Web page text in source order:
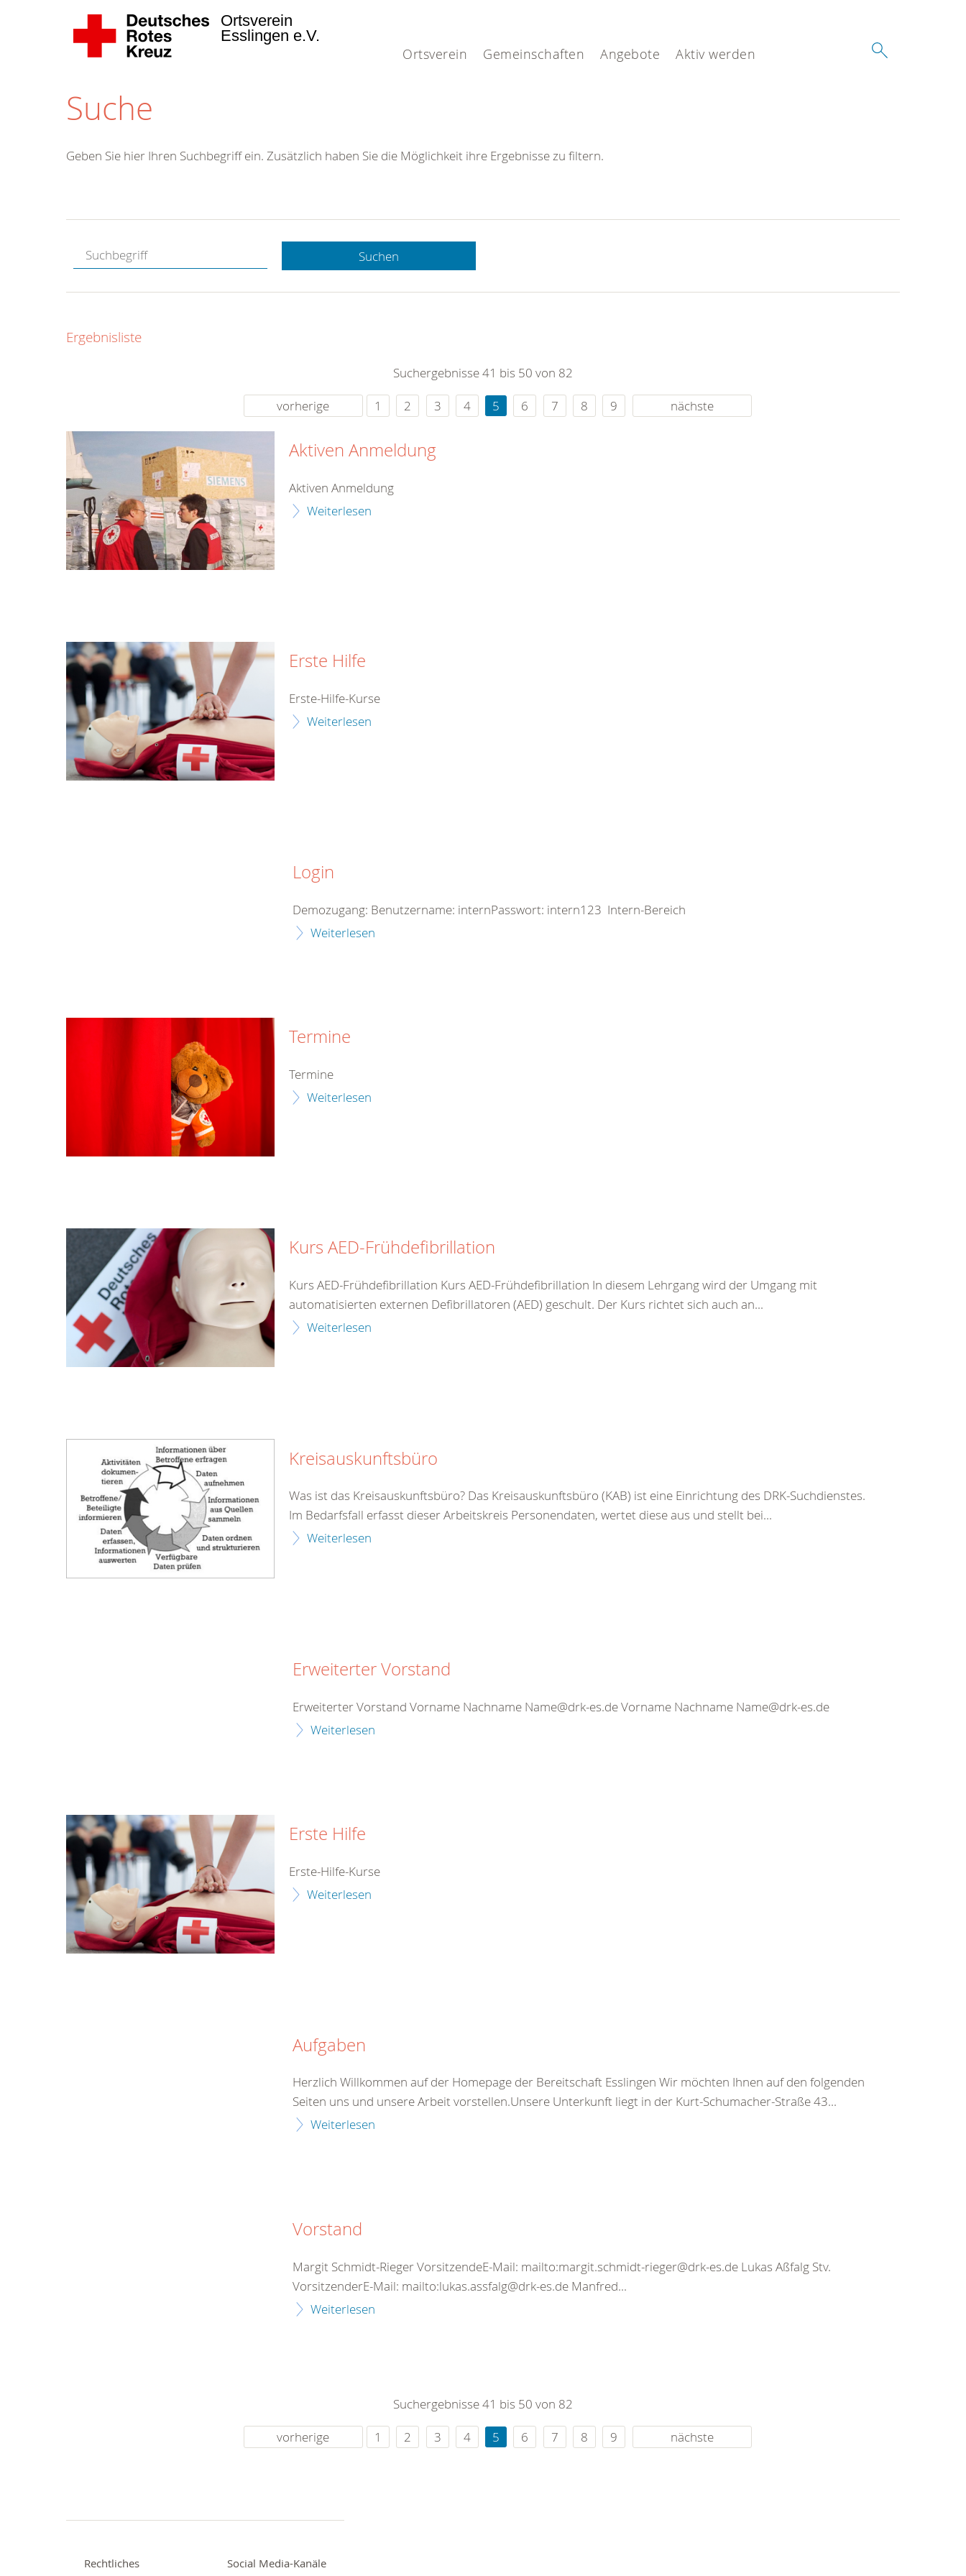
Ortsverein Gemeinschaften Angebote Aktiv werden
Ortsverein
Esslingen e.V.
Suche
Hotline.
gerne.
rund um die Uhr
Geben Sie hier Ihren Suchbegriff ein. Zusätzlich haben Sie die Möglichkeit ihre Ergebnisse zu filtern.
Suchen
Ergebnisliste
Suchergebnisse 41 bis 50 von 82
vorherige
1 2 3 4 5 6 7 8 9 nächste
Aktiven Anmeldung
Aktiven Anmeldung
Weiterlesen
Erste Hilfe
Erste-Hilfe-Kurse
Weiterlesen
Login
Demozugang: Benutzername: internPasswort: intern123 Intern-Bereich
Weiterlesen
Termine
Termine
Weiterlesen
Kurs AED-Frühdefibrillation
Kurs AED-Frühdefibrillation Kurs AED-Frühdefibrillation In diesem Lehrgang wird der Umgang mit
automatisierten externen Defibrillatoren (AED) geschult. Der Kurs richtet sich auch an...
Weiterlesen
Kreisauskunftsbüro
Was ist das Kreisauskunftsbüro? Das Kreisauskunftsbüro (KAB) ist eine Einrichtung des DRK-Suchdienstes.
Im Bedarfsfall erfasst dieser Arbeitskreis Personendaten, wertet diese aus und stellt bei...
Weiterlesen
Erweiterter Vorstand
Erweiterter Vorstand Vorname Nachname Name@drk-es.de Vorname Nachname Name@drk-es.de
Weiterlesen
Erste Hilfe
Erste-Hilfe-Kurse
Weiterlesen
Aufgaben
Herzlich Willkommen auf der Homepage der Bereitschaft Esslingen Wir möchten Ihnen auf den folgenden
Seiten uns und unsere Arbeit vorstellen.Unsere Unterkunft liegt in der Kurt-Schumacher-Straße 43...
Weiterlesen
Vorstand
Margit Schmidt-Rieger VorsitzendeE-Mail: mailto:margit.schmidt-rieger@drk-es.de Lukas Aßfalg Stv.
VorsitzenderE-Mail: mailto:lukas.assfalg@drk-es.de Manfred...
Weiterlesen
Suchergebnisse 41 bis 50 von 82
vorherige
1 2 3 4 5 6 7 8 9 nächste
Rechtliches
Social Media-Kanäle